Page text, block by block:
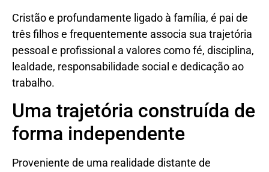
Cristão e profundamente ligado à família, é pai de
três filhos e frequentemente associa sua trajetória
pessoal e profissional a valores como fé, disciplina,
lealdade, responsabilidade social e dedicação ao
trabalho.
Uma trajetória construída de
forma independente
Proveniente de uma realidade distante de